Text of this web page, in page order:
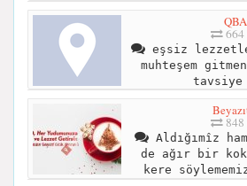
664
eşsiz
muhteşem
tavsiye
848
Aldığımîz
de ağır bir
kere